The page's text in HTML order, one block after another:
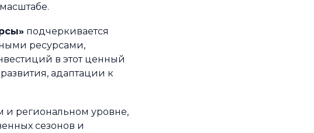
подчеркивается
ресурсами,
в этот ценный
адаптации к
и региональном уровне,
сезонов и